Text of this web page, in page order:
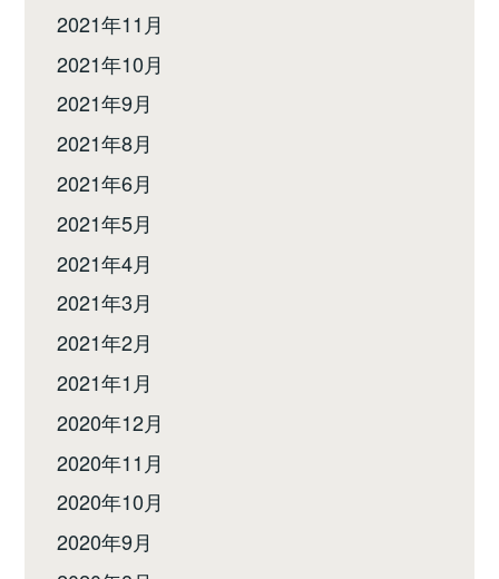
2021年11月
2021年10月
2021年9月
2021年8月
2021年6月
2021年5月
2021年4月
2021年3月
2021年2月
2021年1月
2020年12月
2020年11月
2020年10月
2020年9月